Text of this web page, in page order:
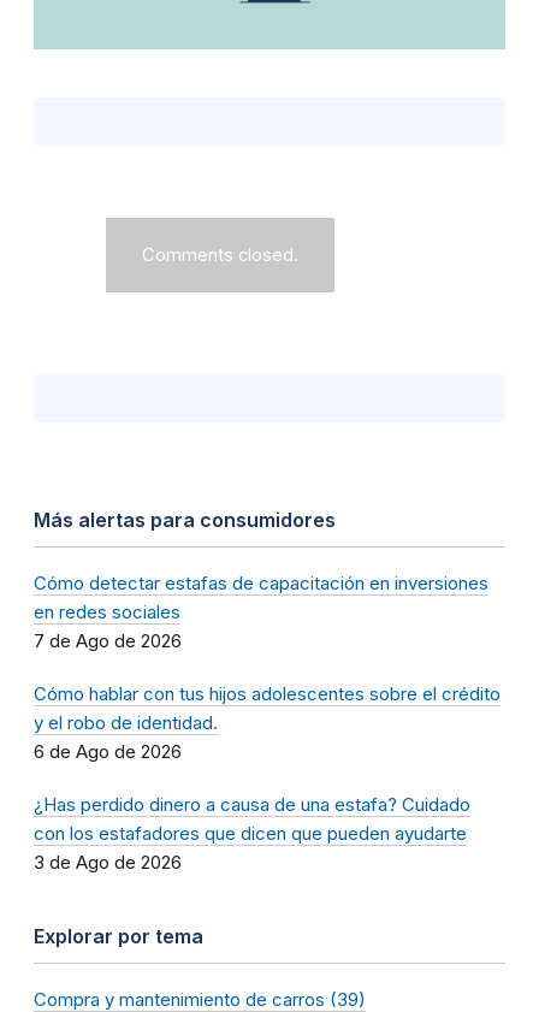
Comments closed.
Más alertas para consumidores
Cómo detectar estafas de capacitación en inversiones
en redes sociales
7 de Ago de 2026
Cómo hablar con tus hijos adolescentes sobre el crédito
y el robo de identidad.
6 de Ago de 2026
¿Has perdido dinero a causa de una estafa? Cuidado
con los estafadores que dicen que pueden ayudarte
3 de Ago de 2026
Explorar por tema
Compra y mantenimiento de carros (39)